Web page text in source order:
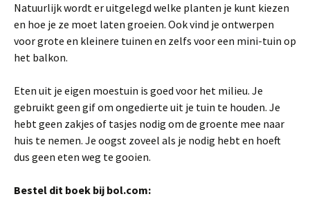
Natuurlijk wordt er uitgelegd welke planten je kunt kiezen
en hoe je ze moet laten groeien. Ook vind je ontwerpen
voor grote en kleinere tuinen en zelfs voor een mini-tuin op
het balkon.
Eten uit je eigen moestuin is goed voor het milieu. Je
gebruikt geen gif om ongedierte uit je tuin te houden. Je
hebt geen zakjes of tasjes nodig om de groente mee naar
huis te nemen. Je oogst zoveel als je nodig hebt en hoeft
dus geen eten weg te gooien.
Bestel dit boek bij bol.com: